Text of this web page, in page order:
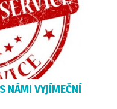
NÁMI VYJÍMEČNÍ